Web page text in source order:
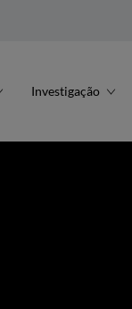
Investigação